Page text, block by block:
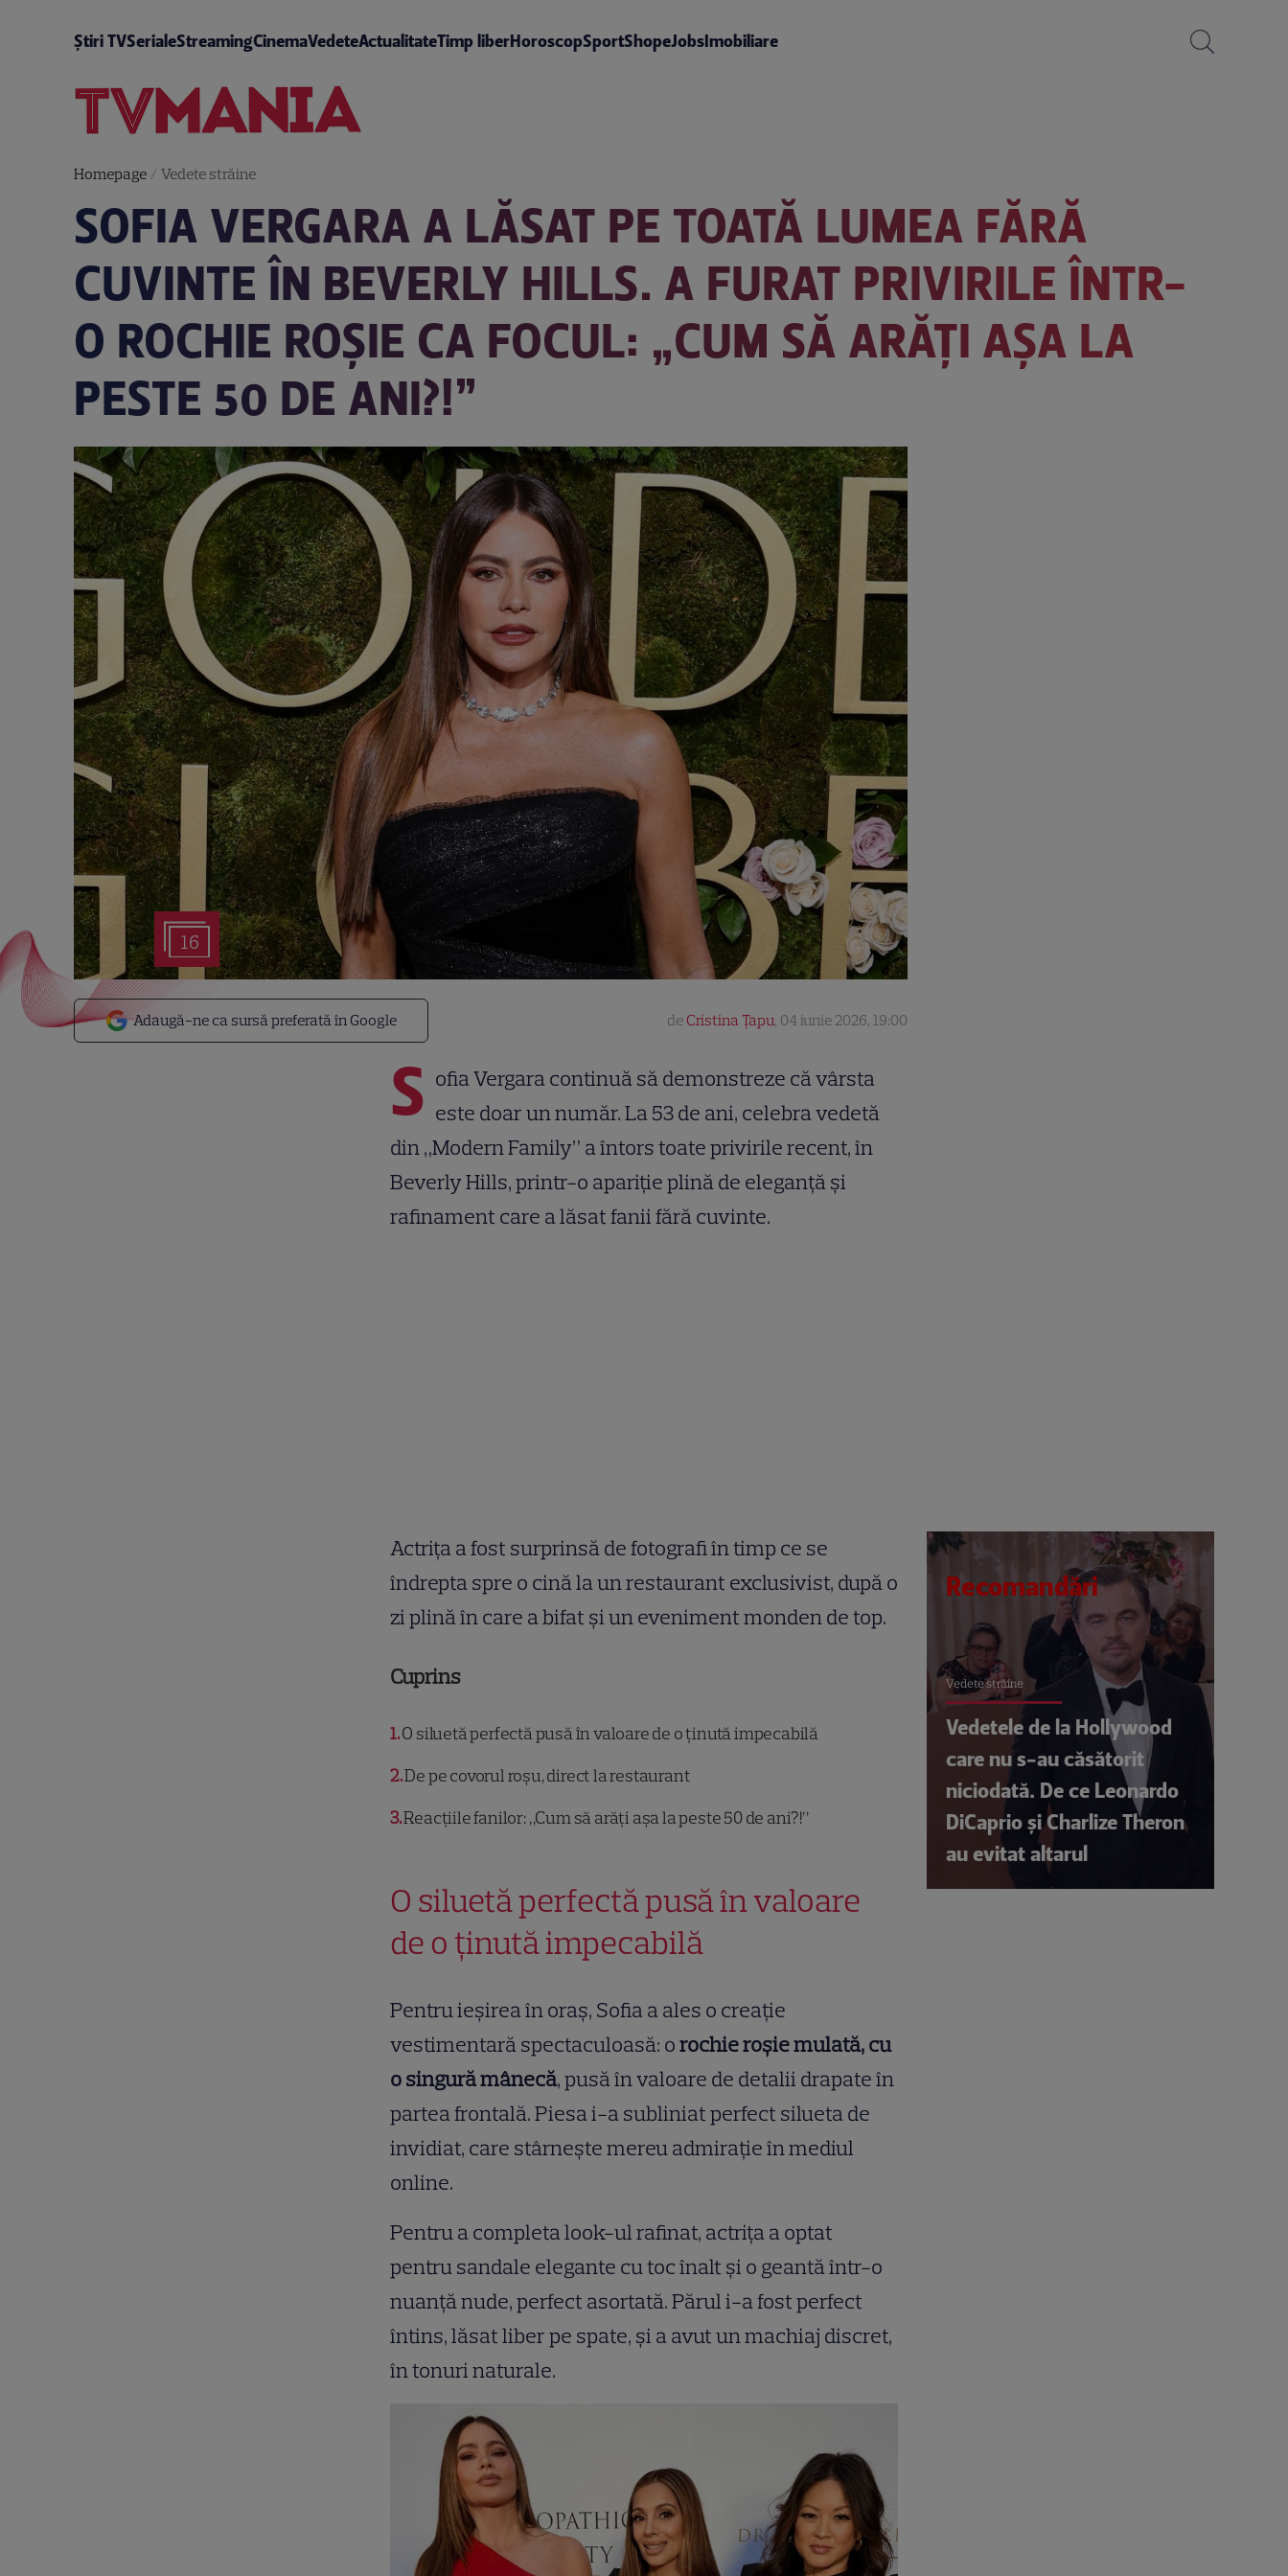
Știri TVSerialeStreamingCinemaVedeteActualitateTimp liberHoroscopSportShopeJobsImobiliare
Homepage/ Vedete străine
SOFIA VERGARA A LĂSAT PE TOATĂ LUMEA FĂRĂ
CUVINTE ÎN BEVERLY HILLS. A FURAT PRIVIRILE ÎNTR-
O ROCHIE ROȘIE CA FOCUL: „CUM SĂ ARĂȚI AȘA LA
PESTE 50 DE ANI?!”
16
Adaugă-ne ca sursă preferată în Google de Cristina Țapu, 04 iunie 2026, 19:00
S ofia Vergara continuă să demonstreze că vârsta
este doar un număr. La 53 de ani, celebra vedetă
din „Modern Family” a întors toate privirile recent, în
Beverly Hills, printr-o apariție plină de eleganță și
rafinament care a lăsat fanii fără cuvinte.
Actrița a fost surprinsă de fotografi în timp ce se
îndrepta spre o cină la un restaurant exclusivist, după o
zi plină în care a bifat și un eveniment monden de top.
Cuprins
1O siluetă perfectă pusă în valoare de o ținută impecabilă
2De pe covorul roșu, direct la restaurant
3Reacțiile fanilor: „Cum să arăți așa la peste 50 de ani?!”
O siluetă perfectă pusă în valoare
de o ținută impecabilă
Pentru ieșirea în oraș, Sofia a ales o creație
vestimentară spectaculoasă: orochie roșie mulată, cu
o singură mânecă, pusă în valoare de detalii drapate în
partea frontală. Piesa i-a subliniat perfect silueta de
invidiat, care stârnește mereu admirație în mediul
online.
Pentru a completa look-ul rafinat, actrița a optat
pentru sandale elegante cu toc înalt și o geantă într-o
nuanță nude, perfect asortată. Părul i-a fost perfect
întins, lăsat liber pe spate, și a avut un machiaj discret,
în tonuri naturale.
Recomandări
Vedete străine
Vedetele de la Hollywood
care nu s-au căsătorit
niciodată. De ce Leonardo
DiCaprio și Charlize Theron
au evitat altarul